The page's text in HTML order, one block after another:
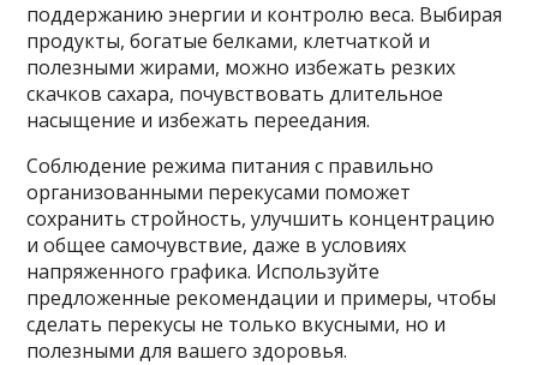
поддержанию энергии и контролю веса. Выбирая
продукты, богатые белками, клетчаткой и
полезными жирами, можно избежать резких
скачков сахара, почувствовать длительное
насыщение и избежать переедания.
Соблюдение режима питания с правильно
организованными перекусами поможет
сохранить стройность, улучшить концентрацию
и общее самочувствие, даже в условиях
напряженного графика. Используйте
предложенные рекомендации и примеры, чтобы
сделать перекусы не только вкусными, но и
полезными для вашего здоровья.